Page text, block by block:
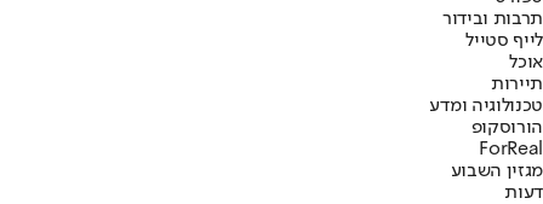
תרבות ובידור
לייף סטייל
אוכל
תיירות
טכנולוגיה ומדע
הורוסקופ
ForReal
מגזין השבוע
דעות